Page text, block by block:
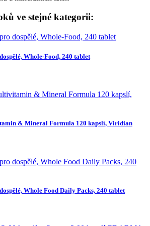
ve stejné kategorii:
Whole-Food, 240 tablet
& Mineral Formula 120 kapslí, Viridian
Whole Food Daily Packs, 240 tablet